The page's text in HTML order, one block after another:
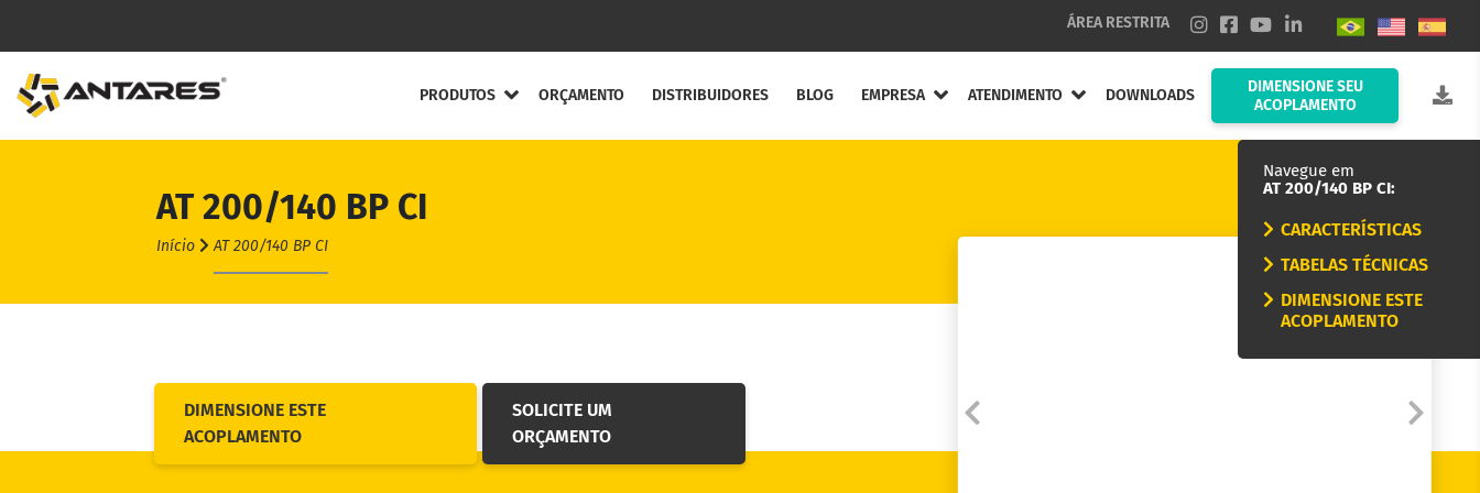
ÁREA RESTRITA
PRODUTOS
Acoplamentos Elásticos
Acoplamento de Lâminas
Contra Recuos
ORÇAMENTO DISTRIBUIDORES BLOG EMPRESA ATENDIMENTO DOWNLOADS
DIMENSIONE SEU
ACOPLAMENTO
Navegue em
AT 200/140 BP CI:
CARACTERÍSTICAS
TABELAS TÉCNICAS
DIMENSIONE ESTE
ACOPLAMENTO
AT 200/140 BP CI
Início AT 200/140 BP CI
DIMENSIONE ESTE
ACOPLAMENTO
SOLICITE UM
ORÇAMENTO